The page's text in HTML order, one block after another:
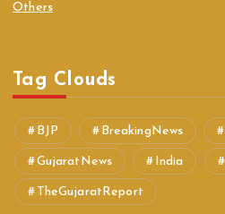
Others
Tag Clouds
BJP BreakingNews
GujaratNews India
TheGujaratReport